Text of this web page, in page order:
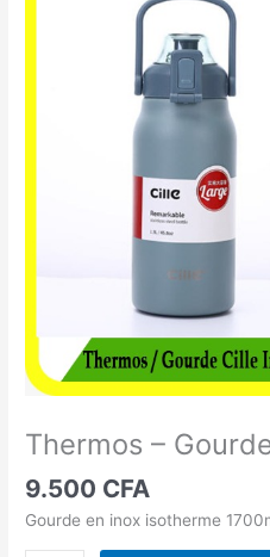
Thermos –
9.500 CFA
Gourde en inox isotherme